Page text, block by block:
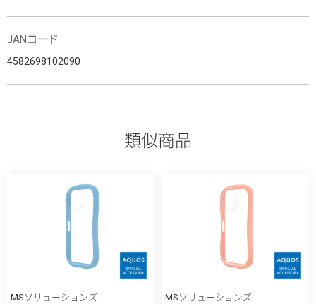
JANコード
4582698102090
類似商品
MSソリューションズ
MSソリューションズ